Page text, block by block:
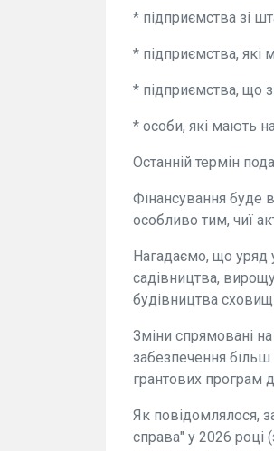
* підприємства зі
* підприємства, які
* підприємства, що
* особи, які мають
Останній термін
Фінансування буде
особливо тим, чиї
Нагадаємо, що уряд
садівництва,
будівництва сховищ
Зміни спрямовані
забезпечення
грантових програм
Як повідомлялося,
справа" у 2026